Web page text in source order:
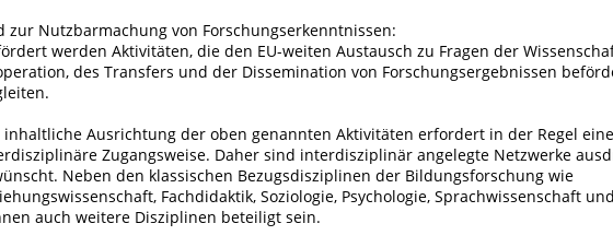
zur Nutzbarmachung von Forschungserkenntnissen:
werden Aktivitäten, die den EU-weiten Austausch zu Fragen der
des Transfers und der Dissemination von Forschungsergebnissen
inhaltliche Ausrichtung der oben genannten Aktivitäten erfordert in der Regel eine
Zugangsweise. Daher sind interdisziplinär angelegte Netzwerke
Neben den klassischen Bezugsdisziplinen der Bildungsforschung wie
Fachdidaktik, Soziologie, Psychologie, Sprachwissenschaft
auch weitere Disziplinen beteiligt sein.